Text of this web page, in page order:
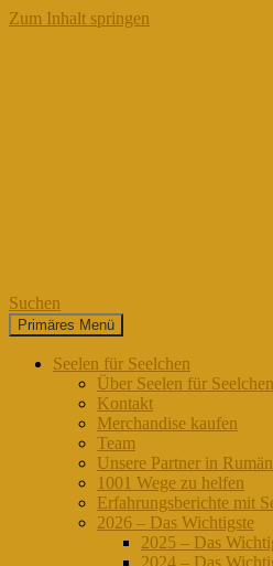
Zum Inhalt springen
Seelen für
Suchen
Primäres Menü
Seelen für Seelchen
Über Seelen für Seelchen
Kontakt
Merchandise kaufen
Team
Unsere Partner in
1001 Wege zu helfen
Erfahrungsberichte mit
2026 – Das Wichtigste
2025 – Das
2024 – Das